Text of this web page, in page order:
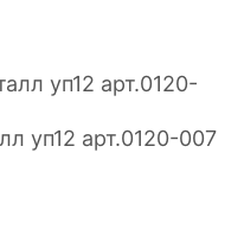
уп12 арт.0120-007